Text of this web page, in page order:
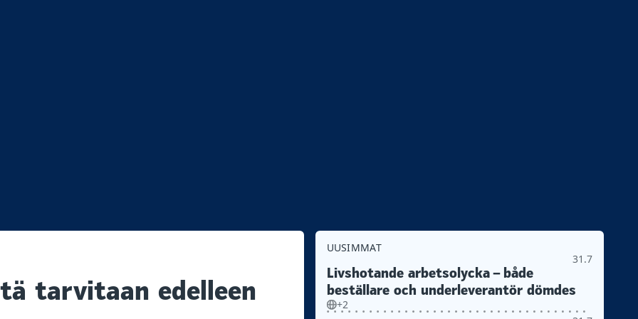
tarvitaan edelleen
UUSIMMAT
31.7
Livshotande arbetsolycka – både
beställare och underleverantör dömdes
+2